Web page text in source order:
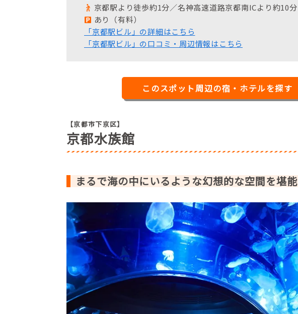
京都駅より徒歩約1分／名神高速道路京都南ICより約10分
あり（有料）
「京都駅ビル」の詳細はこちら
「京都駅ビル」の口コミ・周辺情報はこちら
このスポット周辺の宿・ホテルを探す
【京都市下京区】
京都水族館
まるで海の中にいるような幻想的な空間を堪能